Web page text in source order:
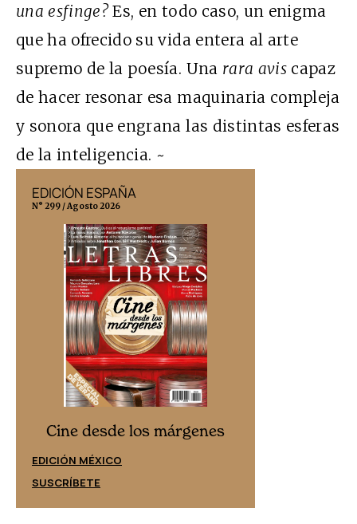
una esfinge?Es, en todo caso, un enigma
que ha ofrecido su vida entera al arte
supremo de la poesía. Una rara aviscapaz
de hacer resonar esa maquinaria compleja
y sonora que engrana las distintas esferas
de la inteligencia. ~
EDICIÓN ESPAÑA
N° 299 / Agosto 2026
Cine desde los márgenes
EDICIÓN MÉXICO
SUSCRÍBETE